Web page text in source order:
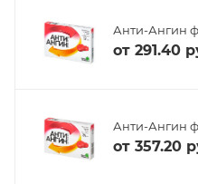
Анти-Ангин
от 291.40
Анти-Ангин
от 357.20